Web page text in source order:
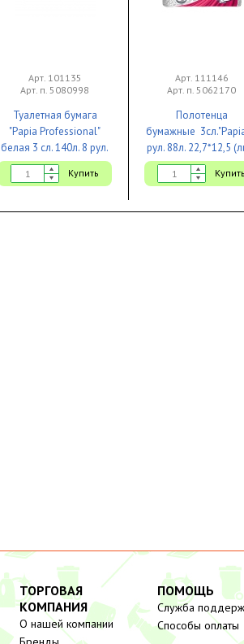
Арт. 101135
Арт. п. 5080998
Туалетная бумага
"Papia Professional"
белая 3 сл. 140л. 8 рул.
16,5м/рул 1/7
Купить
Арт. 111146
Арт. п. 5062170
Полотенца
бумажные
рул. 88л. 22,7*12,5
1/2) белые 1/7
Купить
ТОРГОВАЯ
КОМПАНИЯ
О нашей компании
ПОМОЩЬ
Служба
Способы оплаты